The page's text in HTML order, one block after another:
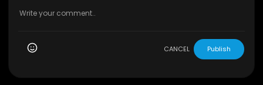
CANCEL Publish